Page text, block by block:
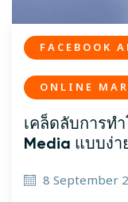
FACEBOOK
ONLINE
เคล็ดลับการท
Media แบบง่
8 September